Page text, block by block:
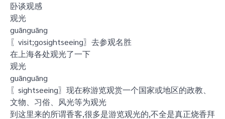
卧谈观感
观光
guānguāng
〖visit;gosightseeing〗去参观名胜
在上海各处观光了一下
观光
guānguāng
〖sightseeing〗现在称游览观赏一个国家或地区的政教、
文物、习俗、风光等为观光
到这里来的所谓香客,很多是游览观光的,不全是真正烧香拜